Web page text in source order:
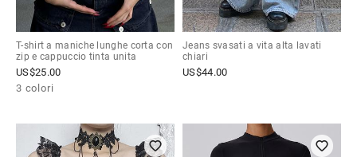
T-shirt a maniche lunghe corta con
zip e cappuccio tinta unita
US$25.00
3 colori
Jeans svasati a vita alta lavati
chiari
US$44.00